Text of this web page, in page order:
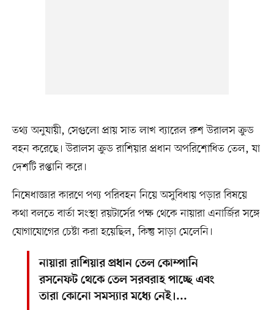
তথ্য অনুযায়ী, সেগুলো প্রায় সাত লাখ ব্যারেল রুশ উরালস ক্রুড
বহন করেছে। উরালস ক্রুড রাশিয়ার প্রধান অপরিশোধিত তেল, যা
দেশটি রপ্তানি করে।
নিষেধাজ্ঞার কারণে পণ্য পরিবহন নিয়ে অসুবিধায় পড়ার বিষয়ে
কথা বলতে বার্তা সংস্থা রয়টার্সের পক্ষ থেকে নায়ারা এনার্জির সঙ্গে
যোগাযোগের চেষ্টা করা হয়েছিল, কিন্তু সাড়া মেলেনি।
নায়ারা রাশিয়ার প্রধান তেল কোম্পানি
রসনেফট থেকে তেল সরবরাহ পাচ্ছে এবং
তারা কোনো সমস্যার মধ্যে নেই।...